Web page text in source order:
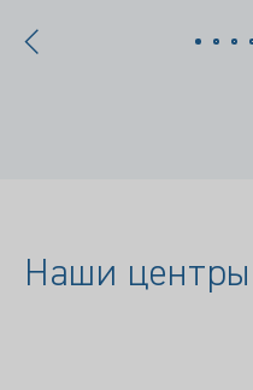
Наши центры